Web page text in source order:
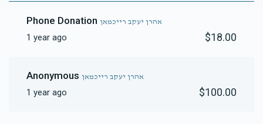
Phone Donation אהרן יעקב רייכמאן
1 year ago $18.00
Anonymous אהרן יעקב רייכמאן
1 year ago $100.00